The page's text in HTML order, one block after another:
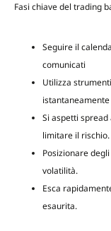
Fasi chiave del trading
Seguire il
comunicati
Utilizza
istantaneamente
Si aspetti
limitare il rischio.
Posizionare
volatilità.
Esca
esaurita.